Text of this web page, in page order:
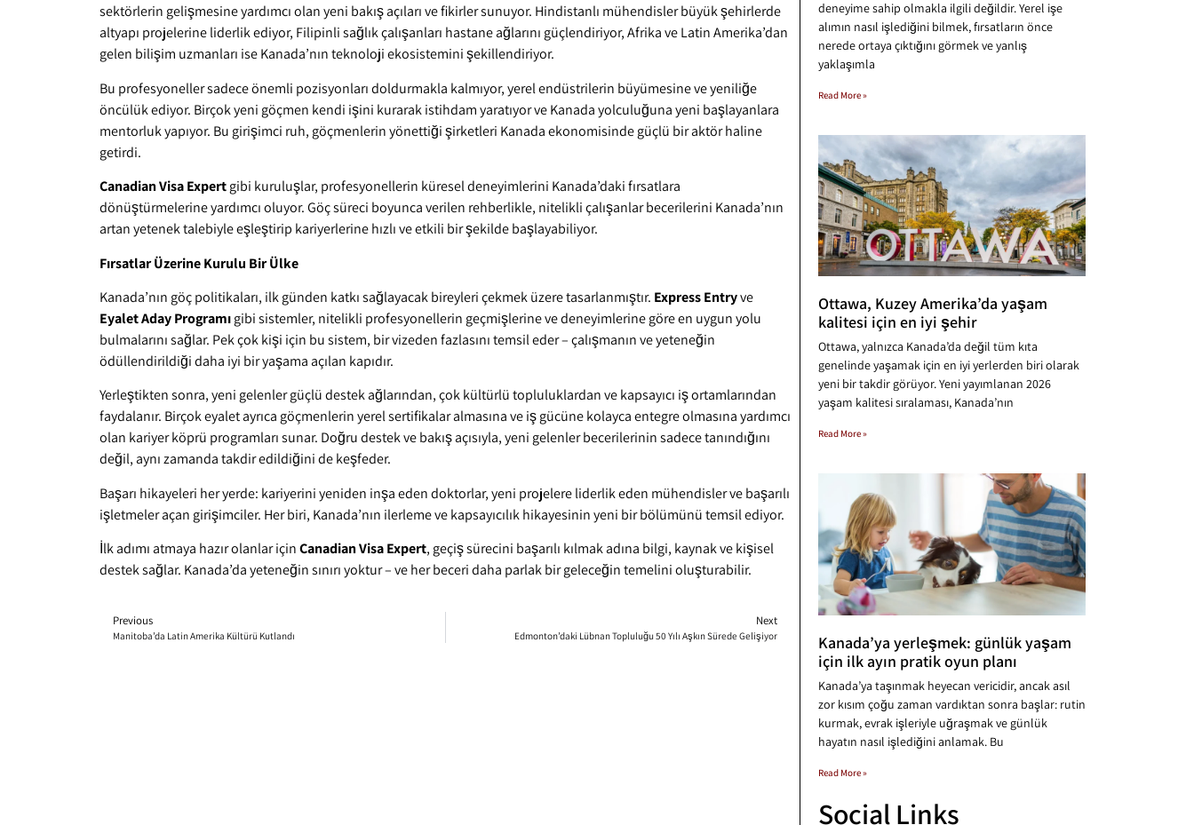
sektörlerin gelişmesine yardımcı olan yeni bakış açıları ve fikirler sunuyor. Hindistanlı mühendisler büyük şehirlerde
altyapı projelerine liderlik ediyor, Filipinli sağlık çalışanları hastane ağlarını güçlendiriyor, Afrika ve Latin Amerika’dan
gelen bilişim uzmanları ise Kanada’nın teknoloji ekosistemini şekillendiriyor.
Bu profesyoneller sadece önemli pozisyonları doldurmakla kalmıyor, yerel endüstrilerin büyümesine ve yeniliğe
öncülük ediyor. Birçok yeni göçmen kendi işini kurarak istihdam yaratıyor ve Kanada yolculuğuna yeni başlayanlara
mentorluk yapıyor. Bu girişimci ruh, göçmenlerin yönettiği şirketleri Kanada ekonomisinde güçlü bir aktör haline
getirdi.
Canadian Visa Expertgibi kuruluşlar, profesyonellerin küresel deneyimlerini Kanada’daki fırsatlara
dönüştürmelerine yardımcı oluyor. Göç süreci boyunca verilen rehberlikle, nitelikli çalışanlar becerilerini Kanada’nın
artan yetenek talebiyle eşleştirip kariyerlerine hızlı ve etkili bir şekilde başlayabiliyor.
Fırsatlar Üzerine Kurulu Bir Ülke
Kanada’nın göç politikaları, ilk günden katkı sağlayacak bireyleri çekmek üzere tasarlanmıştır. Express Entryve
Eyalet Aday Programıgibi sistemler, nitelikli profesyonellerin geçmişlerine ve deneyimlerine göre en uygun yolu
bulmalarını sağlar. Pek çok kişi için bu sistem, bir vizeden fazlasını temsil eder – çalışmanın ve yeteneğin
ödüllendirildiği daha iyi bir yaşama açılan kapıdır.
Yerleştikten sonra, yeni gelenler güçlü destek ağlarından, çok kültürlü topluluklardan ve kapsayıcı iş ortamlarından
faydalanır. Birçok eyalet ayrıca göçmenlerin yerel sertifikalar almasına ve iş gücüne kolayca entegre olmasına yardımcı
olan kariyer köprü programları sunar. Doğru destek ve bakış açısıyla, yeni gelenler becerilerinin sadece tanındığını
değil, aynı zamanda takdir edildiğini de keşfeder.
Başarı hikayeleri her yerde: kariyerini yeniden inşa eden doktorlar, yeni projelere liderlik eden mühendisler ve başarılı
işletmeler açan girişimciler. Her biri, Kanada’nın ilerleme ve kapsayıcılık hikayesinin yeni bir bölümünü temsil ediyor.
İlk adımı atmaya hazır olanlar içinCanadian Visa Expert, geçiş sürecini başarılı kılmak adına bilgi, kaynak ve kişisel
destek sağlar. Kanada’da yeteneğin sınırı yoktur – ve her beceri daha parlak bir geleceğin temelini oluşturabilir.
Previous
Manitoba’da Latin Amerika Kültürü Kutlandı
Next
Edmonton’daki Lübnan Topluluğu 50 Yılı Aşkın Sürede Gelişiyor
deneyime sahip olmakla ilgili değildir. Yerel işe
alımın nasıl işlediğini bilmek, fırsatların önce
nerede ortaya çıktığını görmek ve yanlış
yaklaşımla
Read More »
Ottawa, Kuzey Amerika’da yaşam
kalitesi için en iyi şehir
Ottawa, yalnızca Kanada’da değil tüm kıta
genelinde yaşamak için en iyi yerlerden biri olarak
yeni bir takdir görüyor. Yeni yayımlanan 2026
yaşam kalitesi sıralaması, Kanada’nın
Read More »
Kanada’ya yerleşmek: günlük yaşam
için ilk ayın pratik oyun planı
Kanada’ya taşınmak heyecan vericidir, ancak asıl
zor kısım çoğu zaman vardıktan sonra başlar: rutin
kurmak, evrak işleriyle uğraşmak ve günlük
hayatın nasıl işlediğini anlamak. Bu
Read More »
Social Links